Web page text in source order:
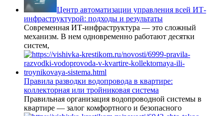
Центр автоматизации управления всей ИТ-
инфраструктурой: подходы и результаты
Современная ИТ-инфраструктура — это сложный
механизм. В нем одновременно работают десятки
систем,
Правила разводки водопровода в квартире:
коллекторная или тройниковая система
Правильная организация водопроводной системы в
квартире — залог комфортного и безопасного